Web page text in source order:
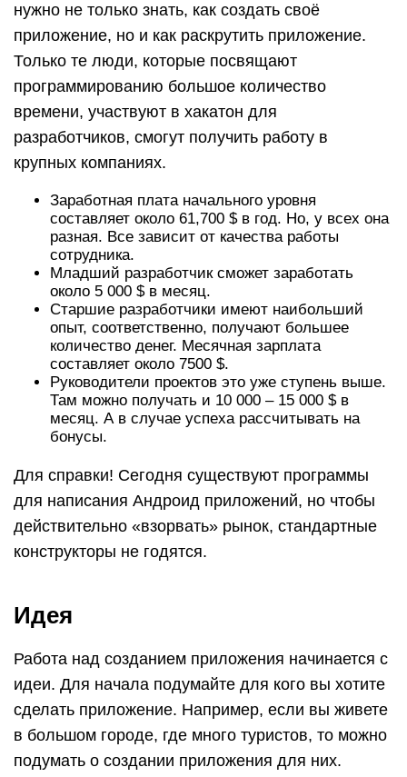
нужно не только знать, как создать своё
приложение, но и как раскрутить приложение.
Только те люди, которые посвящают
программированию большое количество
времени, участвуют в хакатон для
разработчиков, смогут получить работу в
крупных компаниях.
Заработная плата начального уровня
составляет около 61,700 $ в год. Но, у всех она
разная. Все зависит от качества работы
сотрудника.
Младший разработчик сможет заработать
около 5 000 $ в месяц.
Старшие разработчики имеют наибольший
опыт, соответственно, получают большее
количество денег. Месячная зарплата
составляет около 7500 $.
Руководители проектов это уже ступень выше.
Там можно получать и 10 000 – 15 000 $ в
месяц. А в случае успеха рассчитывать на
бонусы.
Для справки! Сегодня существуют программы
для написания Андроид приложений, но чтобы
действительно «взорвать» рынок, стандартные
конструкторы не годятся.
Идея
Работа над созданием приложения начинается с
идеи. Для начала подумайте для кого вы хотите
сделать приложение. Например, если вы живете
в большом городе, где много туристов, то можно
подумать о создании приложения для них.